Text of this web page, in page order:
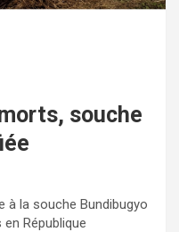
souche
à la souche Bundibugyo
République